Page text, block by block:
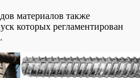
материалов также
которых регламентирован